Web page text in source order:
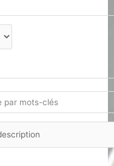
par mots-clés